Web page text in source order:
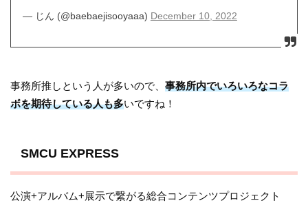
— じん (@baebaejisooyaaa) December 10, 2022
事務所推しという人が多いので、事務所内でいろいろなコラ
ボを期待している人も多いですね！
SMCU EXPRESS
公演+アルバム+展示で繋がる総合コンテンツプロジェクト